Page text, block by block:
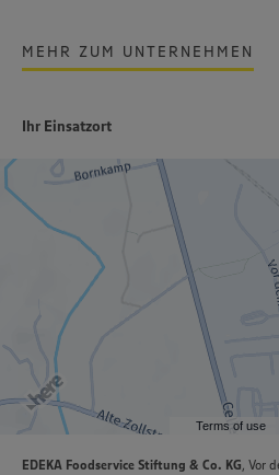
MEHR ZUM UNTERNEHMEN
Ihr Einsatzort
Terms of use
EDEKA Foodservice Stiftung & Co. KG, Vor